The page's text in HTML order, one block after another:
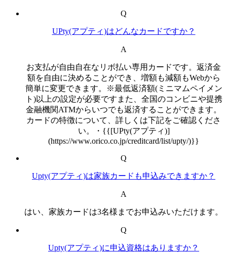
Q
UPty(アプティ)はどんなカードですか？
A
お支払が自由自在なリボ払い専用カードです。返済金
額を自由に決めることができ、増額も減額もWebから
簡単に変更できます。※最低返済額(ミニマムペイメン
ト)以上の設定が必要ですまた、全国のコンビニや提携
金融機関ATMからいつでも返済することができます。
カードの特徴について、詳しくは下記をご確認くださ
い。・{{[UPty(アプティ)]
(https://www.orico.co.jp/creditcard/list/upty/)}}
Q
Upty(アプティ)は家族カードも申込みできますか？
A
はい、家族カードは3名様までお申込みいただけます。
Q
Upty(アプティ)に申込資格はありますか？